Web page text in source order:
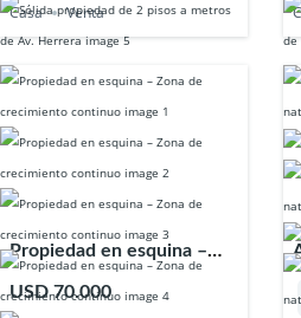
Casa Venta
Propiedad en esquina –
continuo
USD 70.000